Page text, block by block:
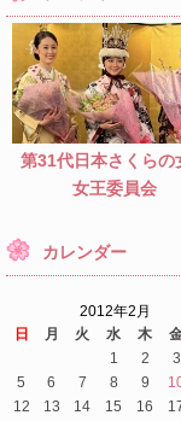
第31代日本さくらの
女王委員会
カレンダー
2012年2月
日
月 火 水 木
1 2 3
5
6 7 8 9
12
13 14 15 16